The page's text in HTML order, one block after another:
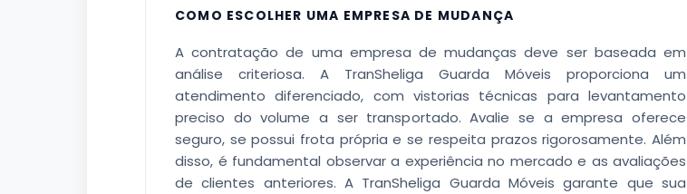
COMO ESCOLHER UMA EMPRESA DE MUDANÇA
A contratação de uma empresa de mudanças deve ser baseada em
análise criteriosa. A TranSheliga Guarda Móveis proporciona um
atendimento diferenciado, com vistorias técnicas para levantamento
preciso do volume a ser transportado. Avalie se a empresa oferece
seguro, se possui frota própria e se respeita prazos rigorosamente. Além
disso, é fundamental observar a experiência no mercado e as avaliações
de clientes anteriores. A TranSheliga Guarda Móveis garante que sua